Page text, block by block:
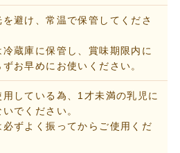
避け、常温で保管してくださ
冷蔵庫に保管し、賞味期限内に
お早めにお使いください。
用している為、1才未満の乳児に
でください。
必ずよく振ってからご使用くだ